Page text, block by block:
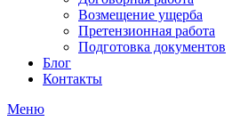
Возмещение ущерба
Претензионная работа
Подготовка документов
Блог
Контакты
Меню